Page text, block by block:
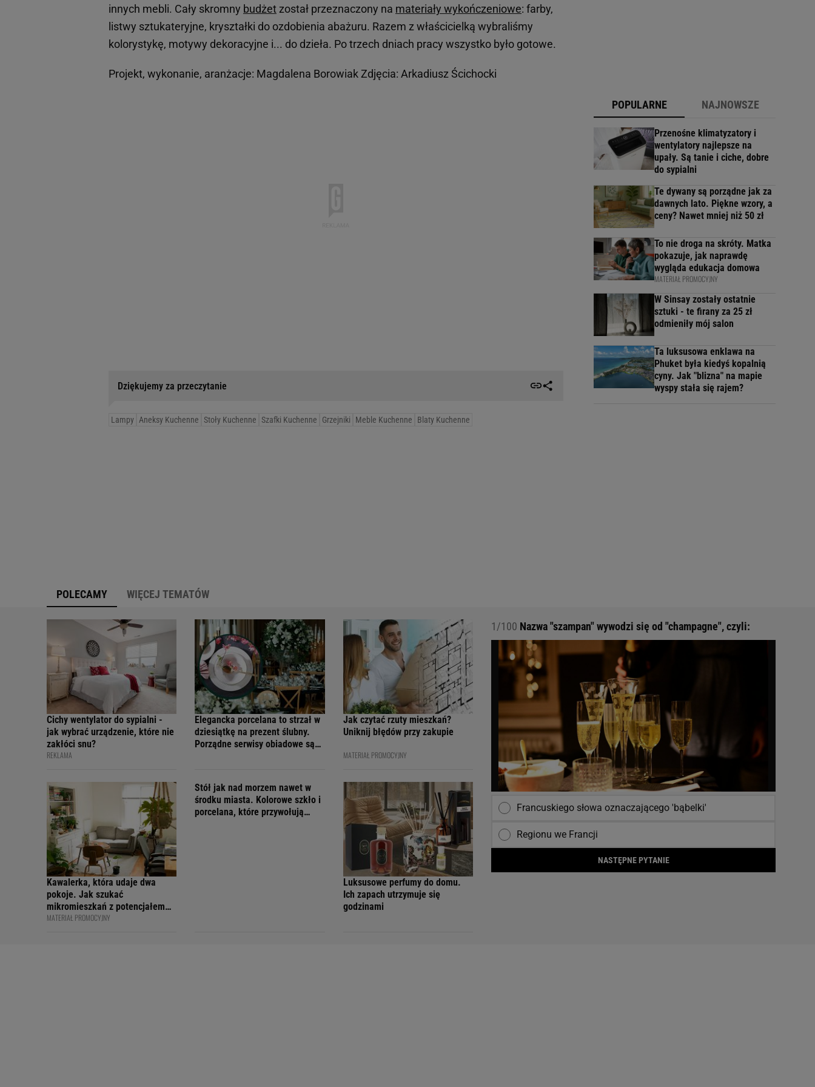
innych mebli. Cały skromny budżet został przeznaczony na materiały wykończeniowe: farby,
listwy sztukateryjne, kryształki do ozdobienia abażuru. Razem z właścicielką wybraliśmy
kolorystykę, motywy dekoracyjne i... do dzieła. Po trzech dniach pracy wszystko było gotowe.
Projekt, wykonanie, aranżacje: Magdalena Borowiak Zdjęcia: Arkadiusz Ścichocki
Dziękujemy za przeczytanie
Lampy Aneksy Kuchenne Stoły Kuchenne Szafki Kuchenne Grzejniki Meble Kuchenne Blaty Kuchenne
POPULARNE NAJNOWSZE
Przenośne klimatyzatory i
wentylatory najlepsze na
upały. Są tanie i ciche, dobre
do sypialni
Te dywany są porządne jak za
dawnych lato. Piękne wzory, a
ceny? Nawet mniej niż 50 zł
To nie droga na skróty. Matka
pokazuje, jak naprawdę
wygląda edukacja domowa
MATERIAŁ PROMOCYJNY
W Sinsay zostały ostatnie
sztuki - te firany za 25 zł
odmieniły mój salon
Ta luksusowa enklawa na
Phuket była kiedyś kopalnią
cyny. Jak "blizna" na mapie
wyspy stała się rajem?
POLECAMY WIĘCEJ TEMATÓW
Cichy wentylator do sypialni -
jak wybrać urządzenie, które nie
zakłóci snu?
REKLAMA
Elegancka porcelana to strzał w
dziesiątkę na prezent ślubny.
Porządne serwisy obiadowe są
Jak czytać rzuty mieszkań?
Uniknij błędów przy zakupie
MATERIAŁ PROMOCYJNY
Kawalerka, która udaje dwa
pokoje. Jak szukać
mikromieszkań z potencjałem
na sprytny podział?
MATERIAŁ PROMOCYJNY
Stół jak nad morzem nawet w
środku miasta. Kolorowe szkło i
porcelana, które przywołują
Luksusowe perfumy do domu.
Ich zapach utrzymuje się
godzinami
1/100 Nazwa "szampan" wywodzi się od "champagne", czyli:
Francuskiego słowa oznaczającego 'bąbelki'
Regionu we Francji
NASTĘPNE PYTANIE